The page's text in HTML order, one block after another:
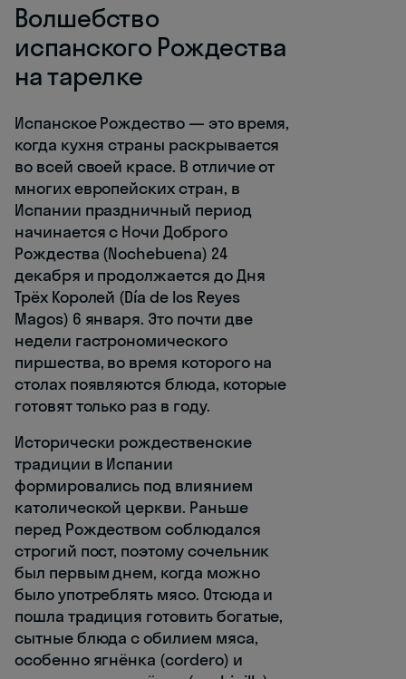
Волшебство
испанского Рождества
на тарелке
Испанское Рождество — это время,
когда кухня страны раскрывается
во всей своей красе. В отличие от
многих европейских стран, в
Испании праздничный период
начинается с Ночи Доброго
Рождества (Nochebuena) 24
декабря и продолжается до Дня
Трёх Королей (Día de los Reyes
Magos) 6 января. Это почти две
недели гастрономического
пиршества, во время которого на
столах появляются блюда, которые
готовят только раз в году.
Исторически рождественские
традиции в Испании
формировались под влиянием
католической церкви. Раньше
перед Рождеством соблюдался
строгий пост, поэтому сочельник
был первым днем, когда можно
было употреблять мясо. Отсюда и
пошла традиция готовить богатые,
сытные блюда с обилием мяса,
особенно ягнёнка (cordero) и